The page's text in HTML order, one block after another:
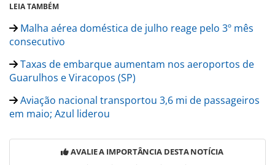
LEIA TAMBÉM
Malha aérea doméstica de julho reage pelo 3º mês
consecutivo
Taxas de embarque aumentam nos aeroportos de
Guarulhos e Viracopos (SP)
Aviação nacional transportou 3,6 mi de passageiros
em maio; Azul liderou
AVALIE A IMPORTÂNCIA DESTA NOTÍCIA